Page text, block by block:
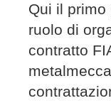
Qui il
ruolo di
contratto